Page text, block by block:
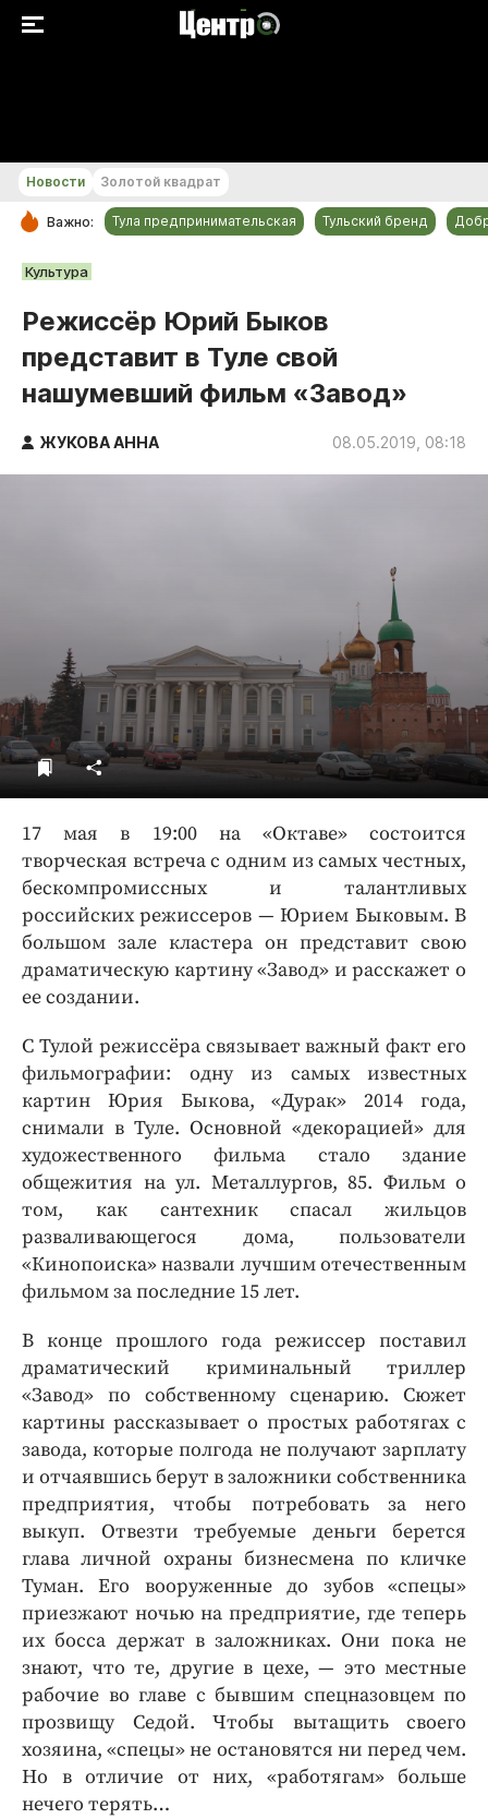
РУБРИКИ
Общество
Культура
Происшествия
Спорт
Тульский бренд
Тула предпринимательская
Новости Золотой квадрат
Важно: Тула предпринимательская Тульский бренд
Культура
Режиссёр Юрий Быков
представит в Туле свой
нашумевший фильм «Завод»
ЖУКОВА АННА 08.05.2019, 08:18
17 мая в 19:00 на «Октаве» состоится
творческая встреча с одним из самых честных,
бескомпромиссных и талантливых
российских режиссеров — Юрием Быковым. В
большом зале кластера он представит свою
драматическую картину «Завод» и расскажет о
ее создании.
С Тулой режиссёра связывает важный факт его
фильмографии: одну из самых известных
картин Юрия Быкова, «Дурак» 2014 года,
снимали в Туле. Основной «декорацией» для
художественного фильма стало здание
общежития на ул. Металлургов, 85. Фильм о
том, как сантехник спасал жильцов
разваливающегося дома, пользователи
«Кинопоиска» назвали лучшим отечественным
фильмом за последние 15 лет.
В конце прошлого года режиссер поставил
драматический криминальный триллер
«Завод» по собственному сценарию. Сюжет
картины рассказывает о простых работягах с
завода, которые полгода не получают зарплату
и отчаявшись берут в заложники собственника
предприятия, чтобы потребовать за него
выкуп. Отвезти требуемые деньги берется
глава личной охраны бизнесмена по кличке
Туман. Его вооруженные до зубов «спецы»
приезжают ночью на предприятие, где теперь
их босса держат в заложниках. Они пока не
знают, что те, другие в цехе, — это местные
рабочие во главе с бывшим спецназовцем по
прозвищу Седой. Чтобы вытащить своего
хозяина, «спецы» не остановятся ни перед чем.
Но в отличие от них, «работягам» больше
нечего терять…